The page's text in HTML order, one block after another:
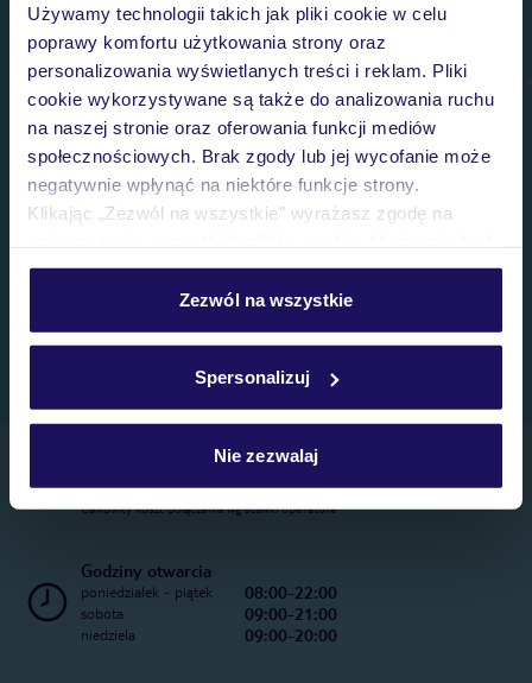
Używamy technologii takich jak pliki cookie w celu
poprawy komfortu użytkowania strony oraz
personalizowania wyświetlanych treści i reklam. Pliki
cookie wykorzystywane są także do analizowania ruchu
na naszej stronie oraz oferowania funkcji mediów
społecznościowych. Brak zgody lub jej wycofanie może
negatywnie wpłynąć na niektóre funkcje strony.
Klikając „Zezwól na wszystkie” wyrażasz zgodę na
personalizować swój wybór wchodząc w zakładkę
Szczegółowe informacje o plikach cookie znajdziesz
Zezwól na wszystkie
Spersonalizuj
Nie zezwalaj
Telefoniczne Centrum Rezerwacji
22 270 31 20
Całkowity koszt połączenia wg stawki operatora
Godziny otwarcia
poniedziałek - piątek 08:00-22:00
sobota 09:00-21:00
niedziela 09:00-20:00